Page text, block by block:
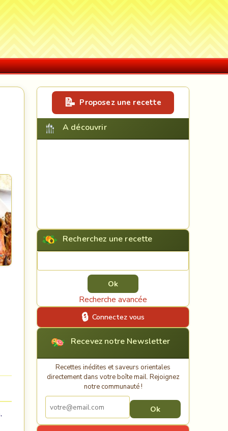
Proposez une recette
A découvrir
Recherchez une recette
Recherche avancée
Connectez vous
Recevez notre Newsletter
Recettes inédites et saveurs orientales
directement dans votre boîte mail. Rejoignez
notre communauté !